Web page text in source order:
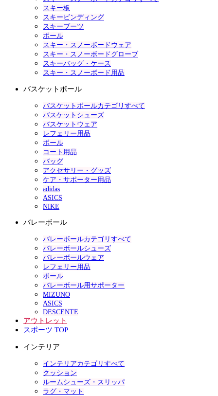
スキー板
スキービンディング
スキーブーツ
ポール
スキー・スノーボードウェア
スキー・スノーボードグローブ
スキーバッグ・ケース
スキー・スノーボード用品
バスケットボール
バスケットボールカテゴリすべて
バスケットシューズ
バスケットウェア
レフェリー用品
ボール
コート用品
バッグ
アクセサリー・グッズ
ケア・サポーター用品
adidas
ASICS
NIKE
バレーボール
バレーボールカテゴリすべて
バレーボールシューズ
バレーボールウェア
レフェリー用品
ボール
バレーボール用サポーター
MIZUNO
ASICS
DESCENTE
アウトレット
スポーツ TOP
インテリア
インテリアカテゴリすべて
クッション
ルームシューズ・スリッパ
ラグ・マット